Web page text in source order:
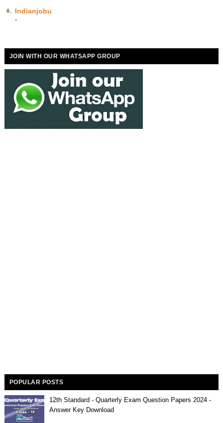
Indianjobu
-
JOIN WITH OUR WHATSAPP GROUP
POPULAR POSTS
12th Standard - Quarterly Exam Question Papers 2024 -
Answer Key Download